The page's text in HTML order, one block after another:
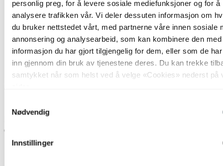
personlig preg, for å levere sosiale mediefunksjoner og for å
analysere trafikken vår. Vi deler dessuten informasjon om
du bruker nettstedet vårt, med partnerne våre innen sosiale
annonsering og analysearbeid, som kan kombinere den med
informasjon du har gjort tilgjengelig for dem, eller som de
inn gjennom din bruk av tjenestene deres. Du kan trekke
samtykket når som helst ved å velge «Cookies» nederst på
Nødvendig
Innstillinger